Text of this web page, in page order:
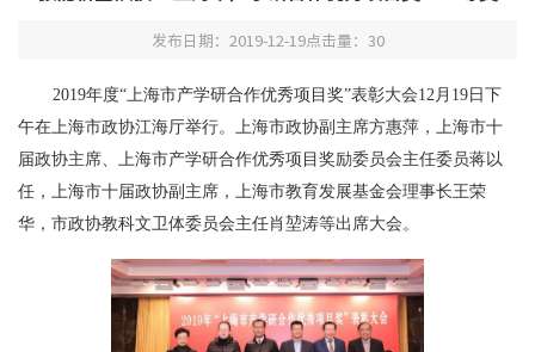
发布日期：2019-12-19点击量： 30
2019年度“上海市产学研合作优秀项目奖”表彰大会12月19日下
午在上海市政协江海厅举行。上海市政协副主席方惠萍，上海市十
届政协主席、上海市产学研合作优秀项目奖励委员会主任委员蒋以
任，上海市十届政协副主席，上海市教育发展基金会理事长王荣
华，市政协教科文卫体委员会主任肖堃涛等出席大会。